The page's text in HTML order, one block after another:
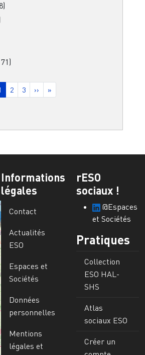
courante
Page
2 Page
3 Page suivante
›› Dernière page
»
Informations
légales
Contact
Actualités
ESO
Espaces et
Sociétés
Données
personnelles
Mentions
légales et
rESO
sociaux !
@Espaces
et Sociétés
Pratiques
Collection
ESO HAL-
SHS
Atlas
sociaux ESO
Créer un